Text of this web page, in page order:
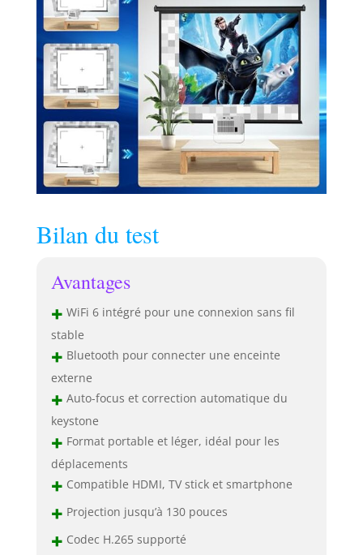
Bilan du test
Avantages
+ WiFi 6 intégré pour une connexion sans fil
stable
+ Bluetooth pour connecter une enceinte
externe
+ Auto-focus et correction automatique du
keystone
+ Format portable et léger, idéal pour les
déplacements
+ Compatible HDMI, TV stick et smartphone
+ Projection jusqu’à 130 pouces
+ Codec H.265 supporté